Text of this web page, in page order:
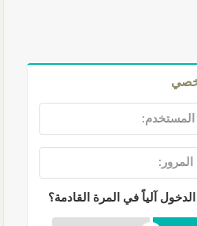
آلياً في المرة القادمة؟